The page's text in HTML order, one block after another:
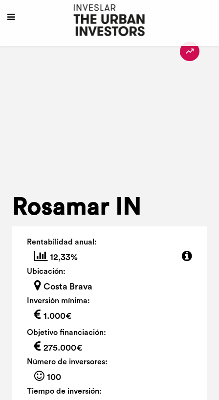
Rosamar IN
Rentabilidad anual:
12,33%
Ubicación:
Costa Brava
Inversión mínima:
1.000€
Objetivo financiación:
275.000€
Número de inversores:
100
Tiempo de inversión: